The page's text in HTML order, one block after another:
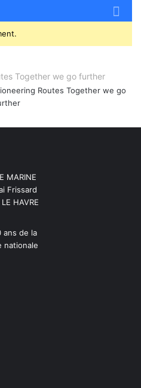
Together we go further
MARINE
Frissard
HAVRE